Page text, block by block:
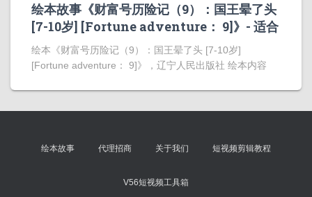
绘本故事《财富号历险记（9）：国王晕了头
[7-10岁] [Fortune adventure： 9]》- 适合
绘本《财富号历险记（9）：国王晕了头 [7-10岁]
[Fortune adventure： 9]》，辽宁人民出版社 绘本内容
绘本故事 代理招商 关于我们 短视频剪辑教程
V56短视频工具箱